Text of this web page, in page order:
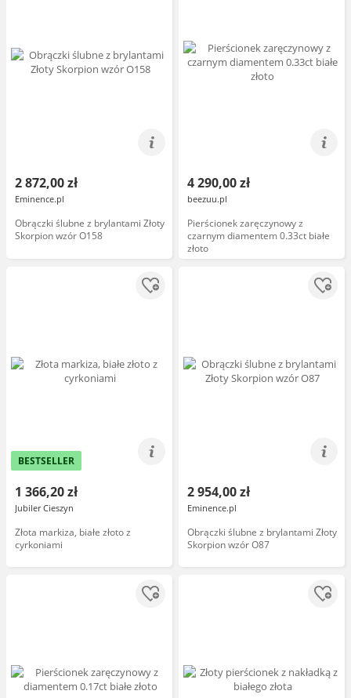
2 872,00 zł
Eminence.pl
Obrączki ślubne z brylantami Złoty
Skorpion wzór O158
4 290,00 zł
beezuu.pl
Pierścionek zaręczynowy z
czarnym diamentem 0.33ct białe
złoto
BESTSELLER
1 366,20 zł
Jubiler Cieszyn
Złota markiza, białe złoto z
cyrkoniami
2 954,00 zł
Eminence.pl
Obrączki ślubne z brylantami Złoty
Skorpion wzór O87